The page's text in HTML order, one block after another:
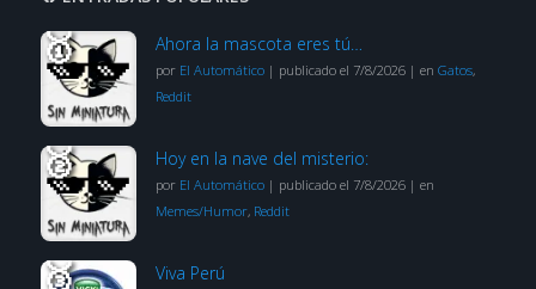
Ahora la mascota eres tú…
por El Automático| publicado el 7/8/2026| en Gatos,
Reddit
Hoy en la nave del misterio:
por El Automático| publicado el 7/8/2026| en
Memes/Humor, Reddit
Viva Perú